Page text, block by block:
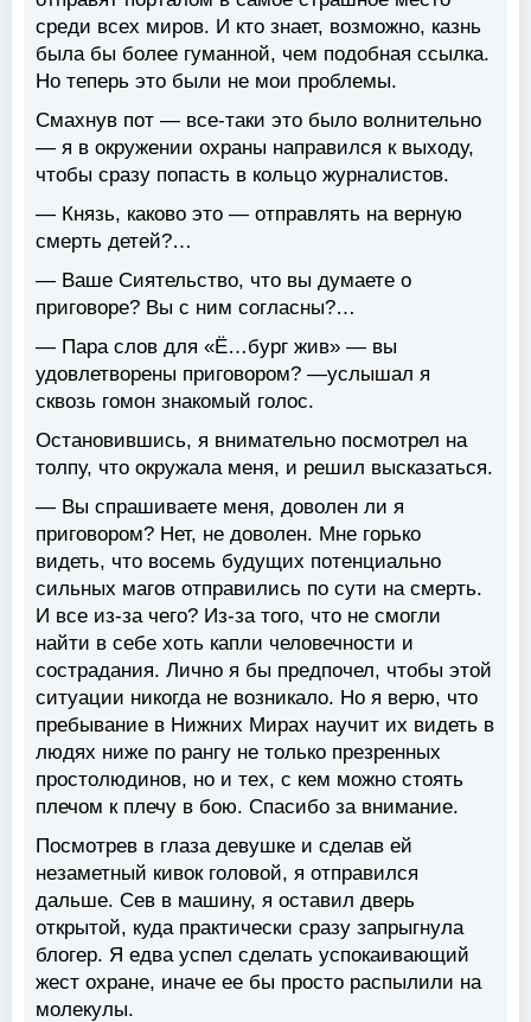
среди всех миров. И кто знает, возможно, казнь
была бы более гуманной, чем подобная ссылка.
Но теперь это были не мои проблемы.
Смахнув пот — все-таки это было волнительно
— я в окружении охраны направился к выходу,
чтобы сразу попасть в кольцо журналистов.
— Князь, каково это — отправлять на верную
смерть детей?…
— Ваше Сиятельство, что вы думаете о
приговоре? Вы с ним согласны?…
— Пара слов для «Ё…бург жив» — вы
удовлетворены приговором? —услышал я
сквозь гомон знакомый голос.
Остановившись, я внимательно посмотрел на
толпу, что окружала меня, и решил высказаться.
— Вы спрашиваете меня, доволен ли я
приговором? Нет, не доволен. Мне горько
видеть, что восемь будущих потенциально
сильных магов отправились по сути на смерть.
И все из-за чего? Из-за того, что не смогли
найти в себе хоть капли человечности и
сострадания. Лично я бы предпочел, чтобы этой
ситуации никогда не возникало. Но я верю, что
пребывание в Нижних Мирах научит их видеть в
людях ниже по рангу не только презренных
простолюдинов, но и тех, с кем можно стоять
плечом к плечу в бою. Спасибо за внимание.
Посмотрев в глаза девушке и сделав ей
незаметный кивок головой, я отправился
дальше. Сев в машину, я оставил дверь
открытой, куда практически сразу запрыгнула
блогер. Я едва успел сделать успокаивающий
жест охране, иначе ее бы просто распылили на
молекулы.